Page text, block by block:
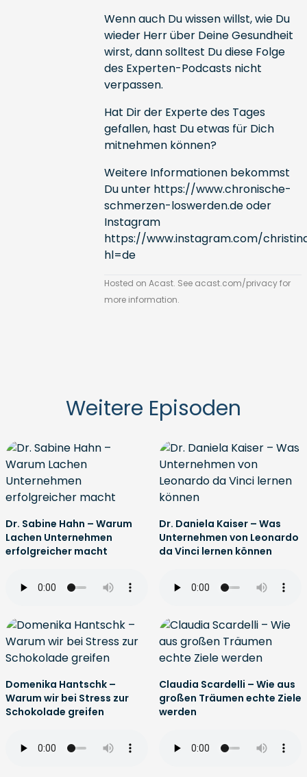
Wenn auch Du wissen willst, wie Du
wieder Herr über Deine Gesundheit
wirst, dann solltest Du diese Folge
des Experten-Podcasts nicht
verpassen.
Hat Dir der Experte des Tages
gefallen, hast Du etwas für Dich
mitnehmen können?
Weitere Informationen bekommst
Du unter https://www.chronische-
schmerzen-loswerden.deoder
Instagram
https://www.instagram.com/
hl=de
Hosted on Acast. See acast.com/privacyfor
more information.
Weitere Episoden
Dr. Sabine Hahn – Warum
Lachen Unternehmen
erfolgreicher macht
Dr. Daniela Kaiser – Was
Unternehmen von Leonardo
da Vinci lernen können
Domenika Hantschk –
Warum wir bei Stress zur
Schokolade greifen
Claudia Scardelli – Wie aus
großen Träumen echte Ziele
werden